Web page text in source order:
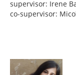
supervisor: Irene
co-supervisor: